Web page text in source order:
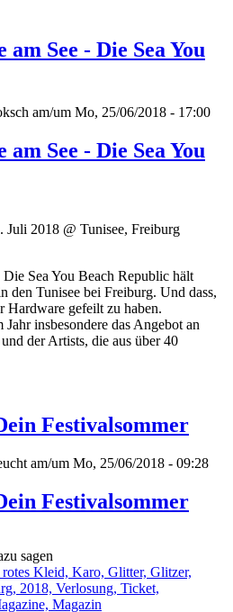
am See - Die Sea You
am/um Mo, 25/06/2018 - 17:00
am See - Die Sea You
Juli 2018 @ Tunisee, Freiburg
Sea You Beach Republic hält
den Tunisee bei Freiburg. Und dass,
Hardware gefeilt zu haben.
insbesondere das Angebot an
der Artists, die aus über 40
Festivalsommer
am/um Mo, 25/06/2018 - 09:28
Festivalsommer
sagen